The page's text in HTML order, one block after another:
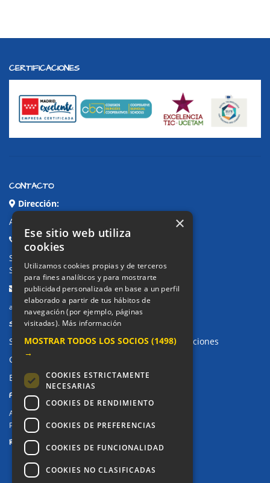
CERTIFICACIONES
CONTACTO
Dirección:
Avda. de Pablo Iglesias, 4. Alcorcón
Teléfonos:
Secretaría Ppal:
Secretaría Infantil:91 643 61 33
Email:
alkor@colegioalkor.com
SUGERENCIAS Y CANAL DE DENUNCIAS
Sugerencias, Quejas, Reclamaciones y Felicitaciones
Canal de denuncias
Buzón denuncia drogas CM
PRIVACIDAD
Aviso legal / Política de privacidad
Política de Cookies
REDES SOCIALES
×
Ese sitio web utiliza
cookies
Utilizamos cookies propias y de terceros
para fines analíticos y para mostrarte
publicidad personalizada en base a un perfil
elaborado a partir de tus hábitos de
navegación (por ejemplo, páginas
visitadas). Más información
MOSTRAR TODOS LOS SOCIOS (1498)
→
COOKIES ESTRICTAMENTE
NECESARIAS
COOKIES DE RENDIMIENTO
COOKIES DE PREFERENCIAS
COOKIES DE FUNCIONALIDAD
COOKIES NO CLASIFICADAS